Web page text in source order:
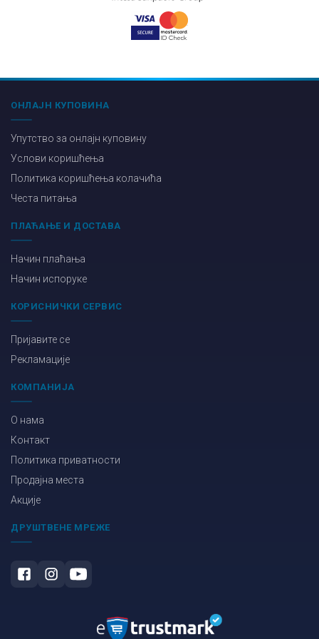
ОНЛАЈН КУПОВИНА
Упутство за онлајн куповину
Услови коришћења
Политика коришћења колачића
Честа питања
ПЛАЋАЊЕ И ДОСТАВА
Начин плаћања
Начин испоруке
КОРИСНИЧКИ СЕРВИС
Пријавите се
Рекламације
КОМПАНИЈА
О нама
Контакт
Политика приватности
Продајна места
Акције
ДРУШТВЕНЕ МРЕЖЕ